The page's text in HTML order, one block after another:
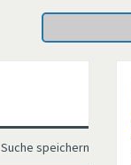
Suche speichern